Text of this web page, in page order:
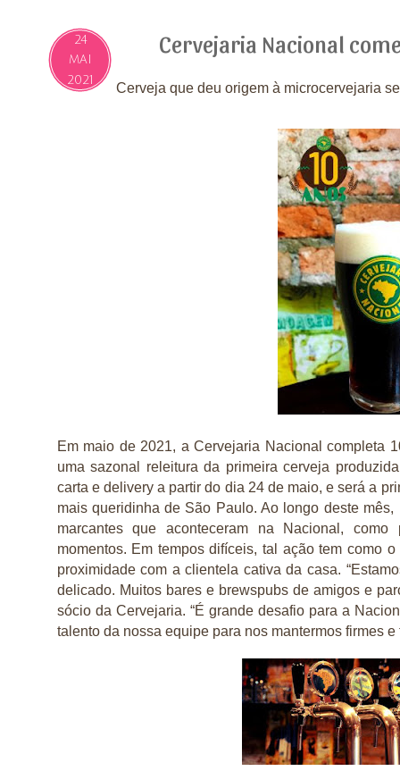
24
MAI
2021
Cervejaria Nacional
Cerveja que deu origem à microcervejaria
Em maio de 2021, a Cervejaria Nacional completa
uma sazonal releitura da primeira cerveja
carta e delivery a partir do dia 24 de maio, e será a
mais queridinha de São Paulo. Ao longo deste
marcantes que aconteceram na Nacional, como
momentos. Em tempos difíceis, tal ação tem como
proximidade com a clientela cativa da casa.
delicado. Muitos bares e brewspubs de amigos e
sócio da Cervejaria. “É grande desafio para a
talento da nossa equipe para nos mantermos firmes